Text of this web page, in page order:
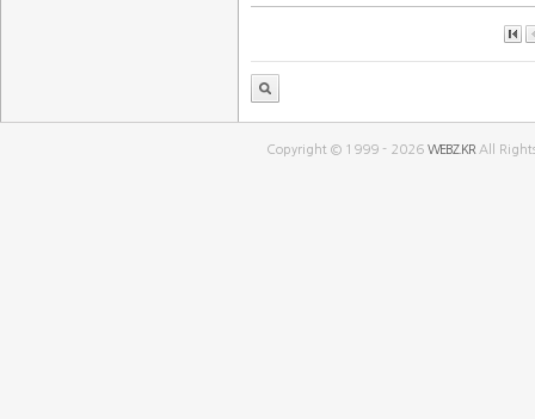
Copyright © 1999 - 2026WEBZ.KR All